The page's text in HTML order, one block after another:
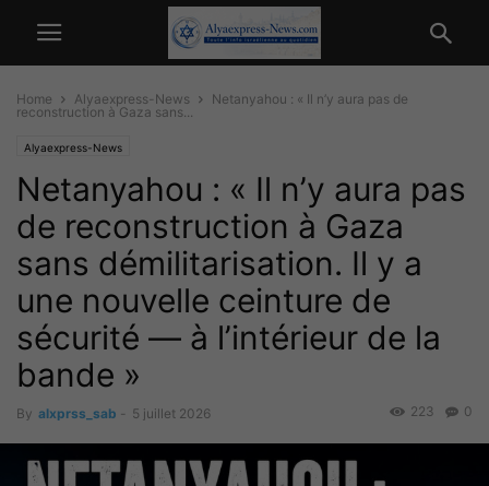
Home Alyaexpress-News
Netanyahou : « Il n’y aura pas de
reconstruction à Gaza sans...
Alyaexpress-News
Netanyahou : « Il n’y aura pas
de reconstruction à Gaza
sans démilitarisation. Il y a
une nouvelle ceinture de
sécurité — à l’intérieur de la
bande »
By alxprss_sab - 5 juillet 2026 0
223